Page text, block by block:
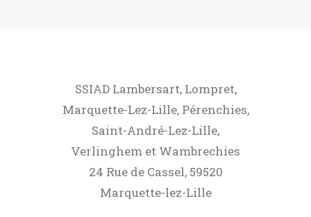
SSIAD Lambersart, Lompret,
Marquette-Lez-Lille, Pérenchies,
Saint-André-Lez-Lille,
Verlinghem et Wambrechies
24 Rue de Cassel, 59520
Marquette-lez-Lille